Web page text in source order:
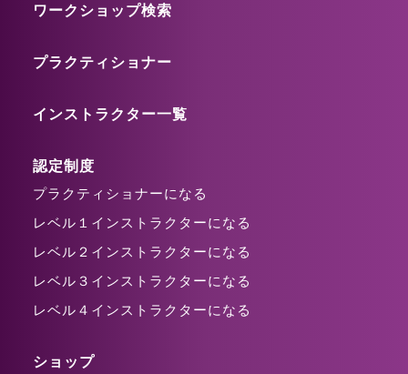
ワークショップ検索
プラクティショナー
インストラクター一覧
認定制度
プラクティショナーになる
レベル１インストラクターになる
レベル２インストラクターになる
レベル３インストラクターになる
レベル４インストラクターになる
ショップ